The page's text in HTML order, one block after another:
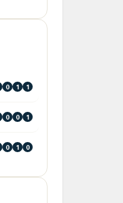
0 1 1
0 0 1
0 1 0